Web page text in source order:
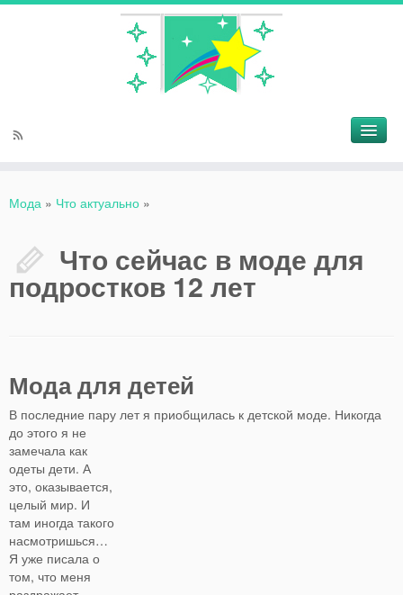
Мода » Что актуально »
Что сейчас в моде для
подростков 12 лет
Мода для детей
В последние пару лет я приобщилась к детской моде. Никогда
до этого я не
замечала как
одеты дети. А
это, оказывается,
целый мир. И
там иногда такого
насмотришься…
Я уже писала о
том, что меня